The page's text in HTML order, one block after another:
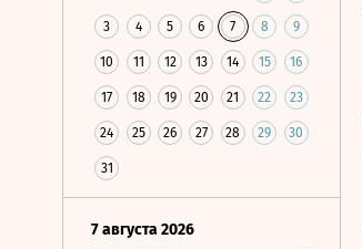
3 4 5 6 7 8 9
10 11 12 13 14 15 16
17 18 19 20 21 22 23
24 25 26 27 28 29 30
31
7 августа 2026